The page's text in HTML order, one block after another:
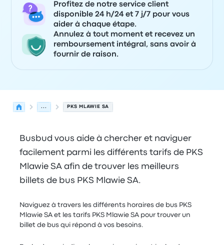
Profitez de notre service client
disponible 24 h/24 et 7 j/7 pour vous
aider à chaque étape.
Annulez à tout moment et recevez un
remboursement intégral, sans avoir à
fournir de raison.
... PKS MLAWIE SA
Busbud vous aide à chercher et naviguer
facilement parmi les différents tarifs de PKS
Mlawie SA afin de trouver les meilleurs
billets de bus PKS Mlawie SA.
Naviguez à travers les différents horaires de bus PKS
Mlawie SA et les tarifs PKS Mlawie SA pour trouver un
billet de bus qui répond à vos besoins.